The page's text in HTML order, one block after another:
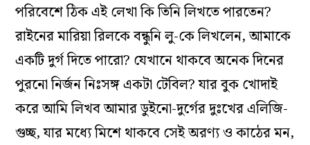
পরিবেশে ঠিক এই লেখা কি তিনি লিখতে পারতেন?
রাইনের মারিয়া রিলকে বন্ধুনি লু-কে লিখলেন, আমাকে
একটি দুর্গ দিতে পারো? যেখানে থাকবে অনেক দিনের
পুরনো নির্জন নিঃসঙ্গ একটা টেবিল? যার বুক খোদাই
করে আমি লিখব আমার ডুইনো-দুর্গের দুঃখের এলিজি-
গুচ্ছ, যার মধ‌্যে মিশে থাকবে সেই অরণ‌্য ও কাঠের মন,